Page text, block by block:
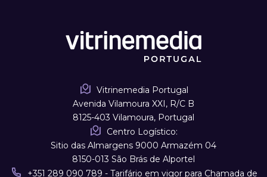
Vitrinemedia Portugal
Avenida Vilamoura XXI, R/C B
8125-403 Vilamoura, Portugal
Centro Logístico:
Sitio das Almargens 9000 Armazém 04
8150-013 São Brás de Alportel
+351 289 090 789 - Tarifário em vigor para Chamada de